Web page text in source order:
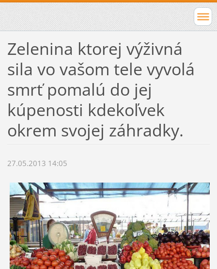
Zelenina ktorej výživná
sila vo vašom tele vyvolá
smrť pomalú do jej
kúpenosti kdekoľvek
okrem svojej záhradky.
27.05.2013 14:05